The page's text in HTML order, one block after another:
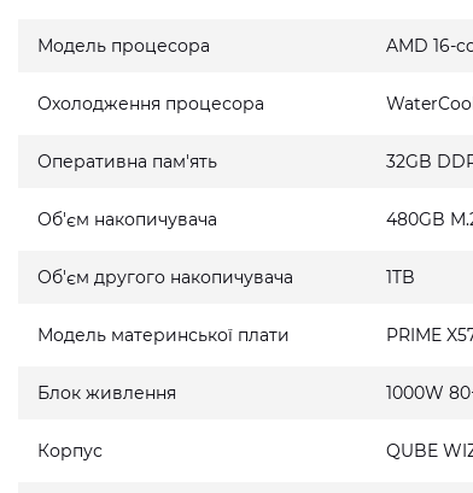
Модель процесора AMD 16-
Охолодження процесора
Оперативна пам'ять 32GB
Об'єм накопичувача 480GB
Об'єм другого накопичувача 1TB
Модель материнської плати PRIME
Блок живлення 1000W
Корпус QUBE